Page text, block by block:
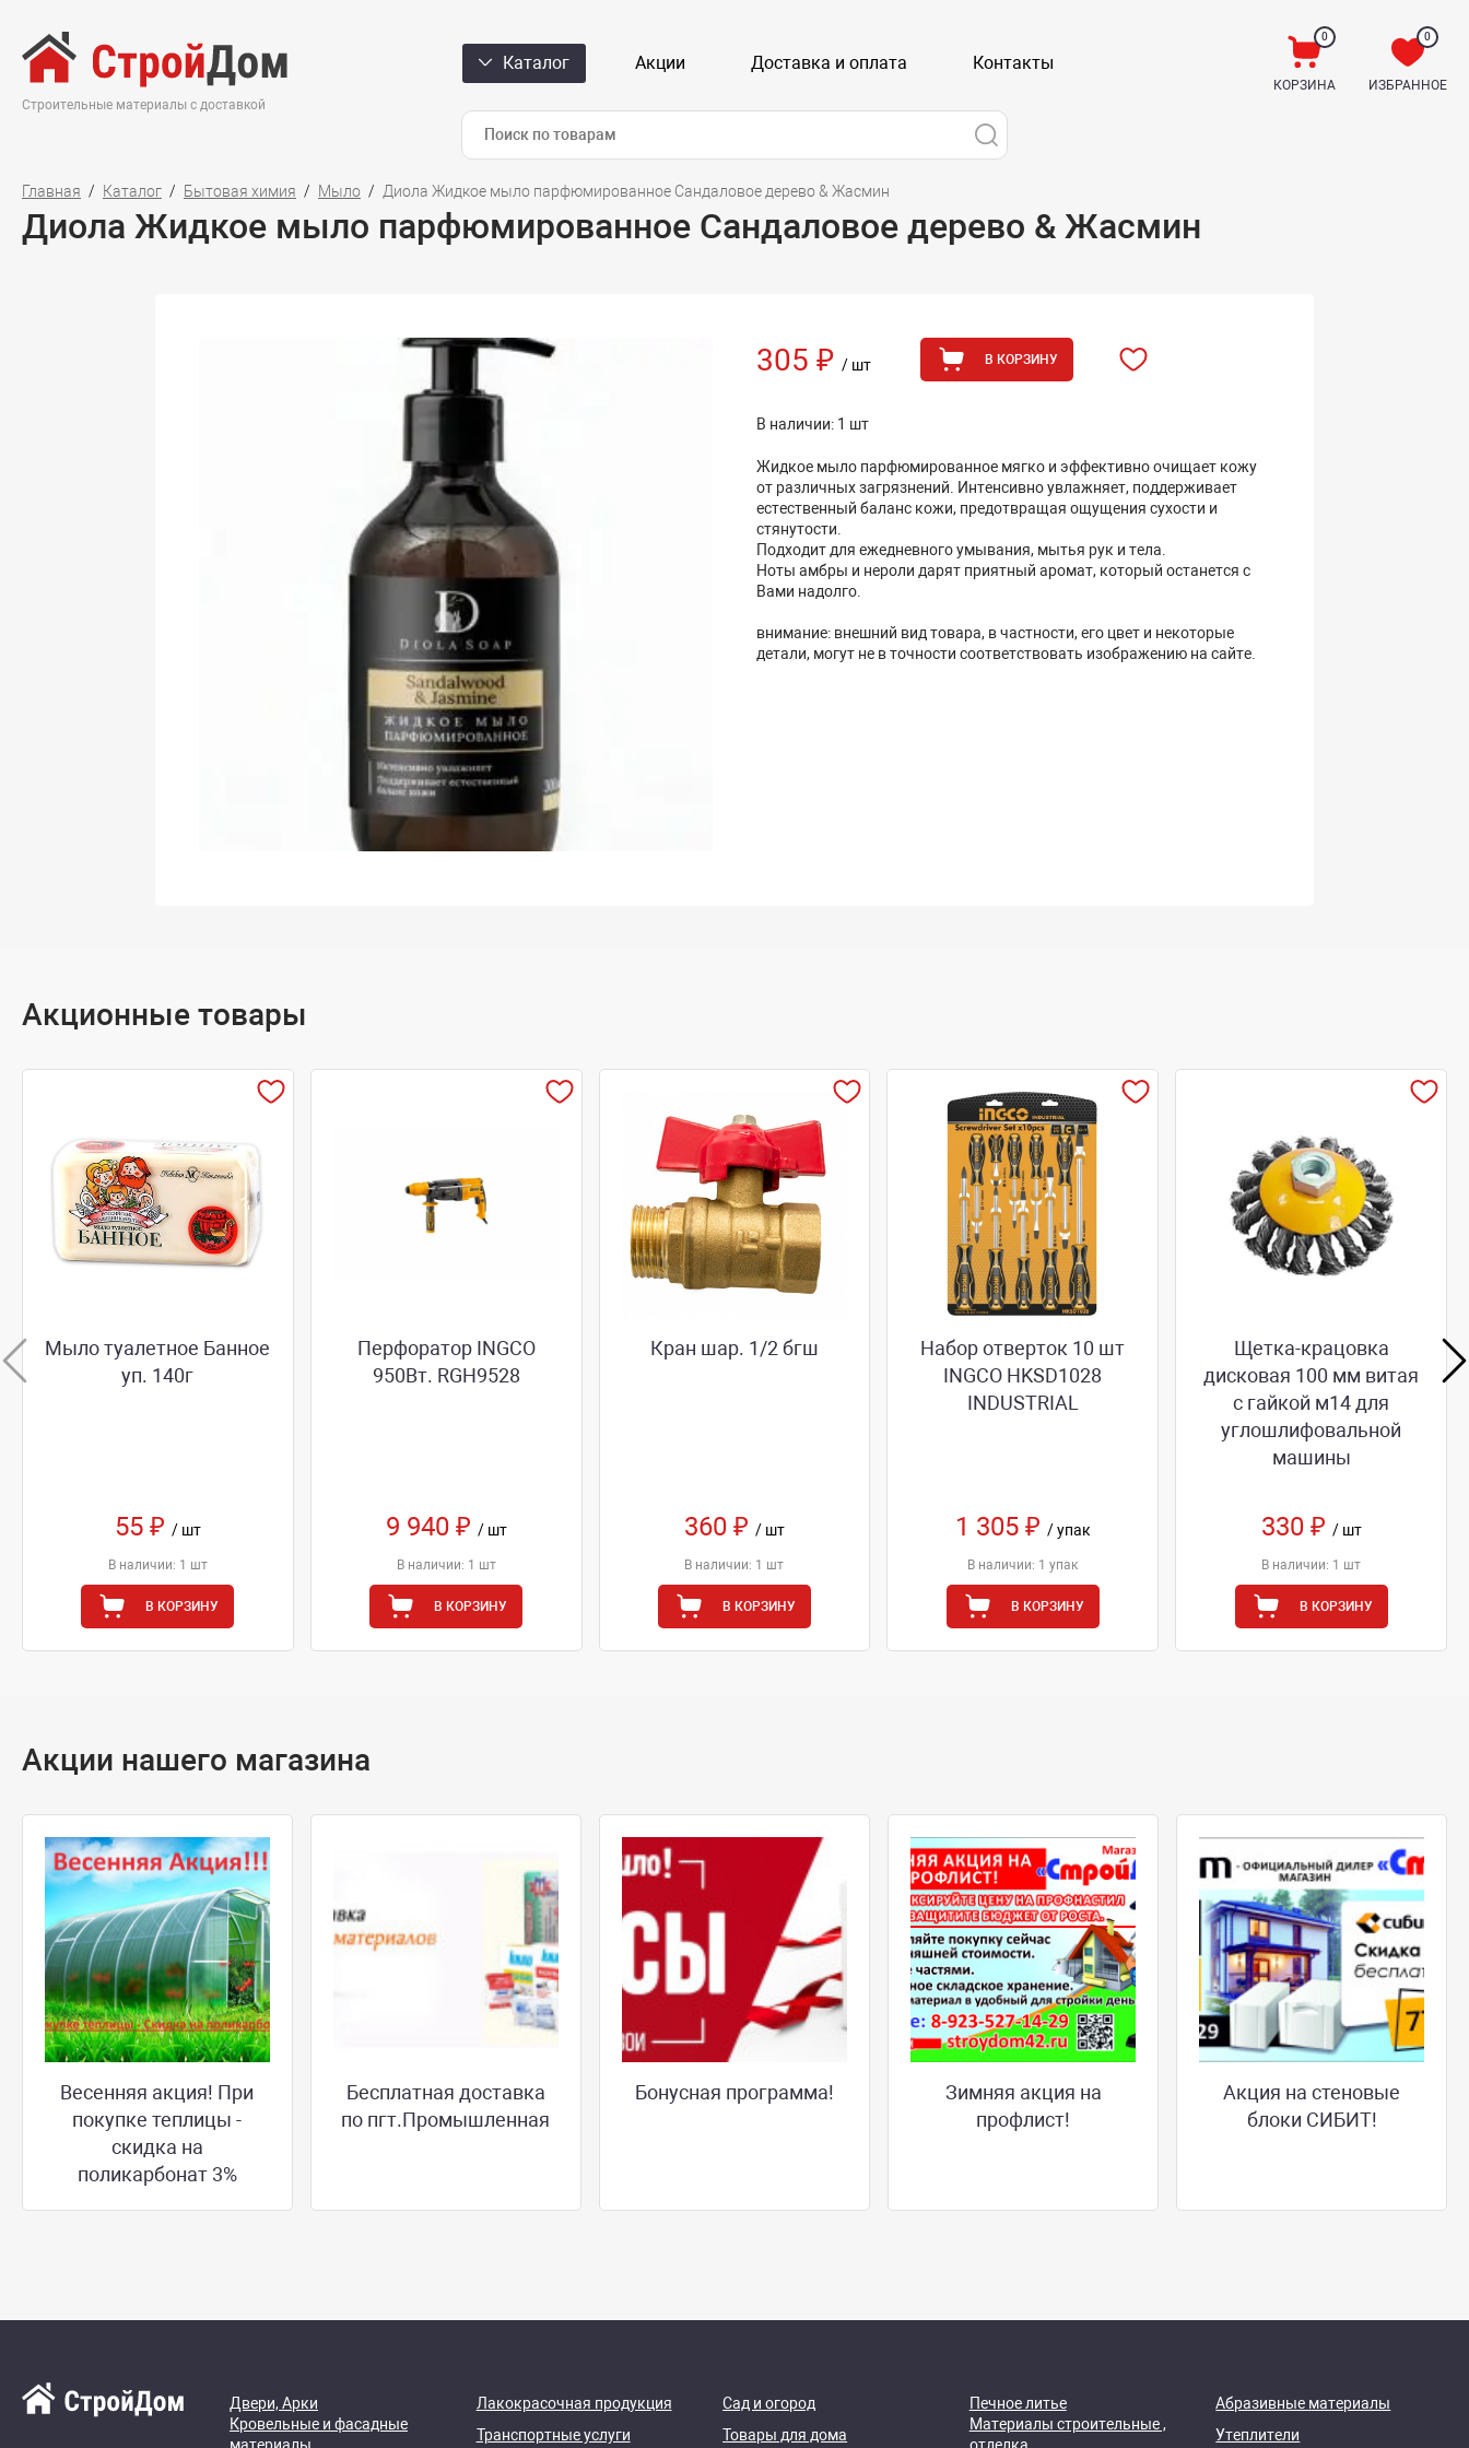
Строительные материалы с доставкой
Каталог Акции Доставка и оплата Контакты
0
КОРЗИНА
0
ИЗБРАННОЕ
Главная Каталог Бытовая химия Мыло Диола Жидкое мыло парфюмированное Сандаловое дерево & Жасмин
Диола Жидкое мыло парфюмированное Сандаловое дерево & Жасмин
305 ₽ / шт В КОРЗИНУ
В наличии: 1 шт
Жидкое мыло парфюмированное мягко и эффективно очищает кожу
от различных загрязнений. Интенсивно увлажняет, поддерживает
естественный баланс кожи, предотвращая ощущения сухости и
стянутости.
Подходит для ежедневного умывания, мытья рук и тела.
Ноты амбры и нероли дарят приятный аромат, который останется с
Вами надолго.
внимание: внешний вид товара, в частности, его цвет и некоторые
детали, могут не в точности соответствовать изображению на сайте.
Акционные товары
Мыло туалетное Банное
уп. 140г
55 ₽ / шт
В наличии: 1 шт
В КОРЗИНУ
Перфоратор INGCO
950Вт. RGH9528
9 940 ₽ / шт
В наличии: 1 шт
В КОРЗИНУ
Кран шар. 1/2 бгш
360 ₽ / шт
В наличии: 1 шт
В КОРЗИНУ
Набор отверток 10 шт
INGCO HKSD1028
INDUSTRIAL
1 305 ₽ / упак
В наличии: 1 упак
В КОРЗИНУ
Щетка-крацовка
дисковая 100 мм витая
с гайкой м14 для
углошлифовальной
машины
330 ₽ / шт
В наличии: 1 шт
В КОРЗИНУ
Акции нашего магазина
Весенняя акция! При
покупке теплицы -
скидка на
поликарбонат 3%
Бесплатная доставка
по пгт.Промышленная
Бонусная программа!
Зимняя акция на
профлист!
Акция на стеновые
блоки СИБИТ!
Двери, Арки Лакокрасочная продукция Сад и огород Печное литье
Абразивные материалы
Кровельные и фасадные
Транспортные услуги Товары для дома
Материалы строительные ,
Утеплители